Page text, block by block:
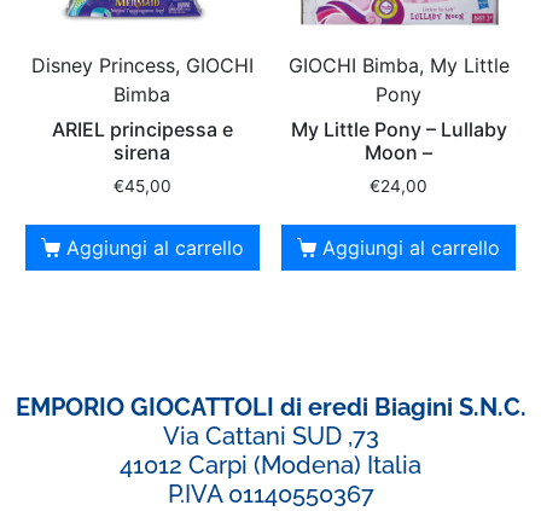
Disney Princess, GIOCHI
Bimba
ARIEL principessa e
sirena
€45,00
Aggiungi al carrello
GIOCHI Bimba, My Little
Pony
My Little Pony – Lullaby
Moon –
€24,00
Aggiungi al carrello
EMPORIO GIOCATTOLI di eredi Biagini S.N.C.
Via Cattani SUD ,73
41012 Carpi (Modena) Italia
P.IVA 01140550367